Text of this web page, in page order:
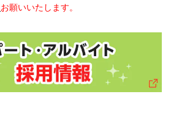
お願いいたします。